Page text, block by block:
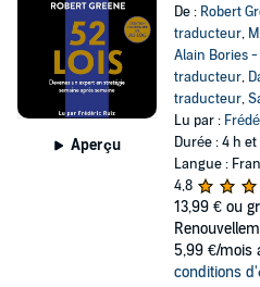
Aperçu
De : Robert
traducteur,
Alain Bories
traducteur,
traducteur,
Lu par :
Durée : 4 h
Langue :
4,8
13,99 € ou
5,99 €/mois
conditions